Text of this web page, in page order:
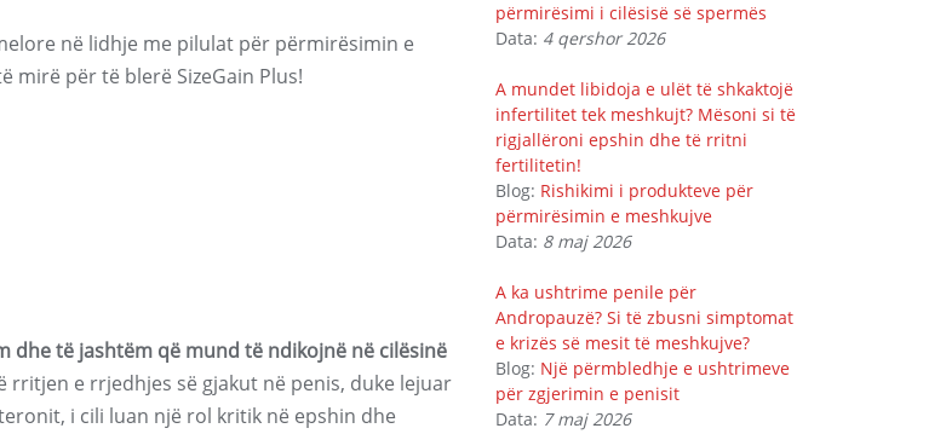
në lidhje me pilulat për përmirësimin e
mirë për të blerë SizeGain Plus!
dhe të jashtëm që mund të ndikojnë në cilësinë
e rrjedhjes së gjakut në penis, duke lejuar
i cili luan një rol kritik në epshin dhe
përmirësimi i cilësisë së spermës
Data: 4 qershor 2026
A mundet libidoja e ulët të shkaktojë
infertilitet tek meshkujt? Mësoni si të
rigjallëroni epshin dhe të rritni
fertilitetin!
Blog: Rishikimi i produkteve për
përmirësimin e meshkujve
Data: 8 maj 2026
A ka ushtrime penile për
Andropauzë? Si të zbusni simptomat
e krizës së mesit të meshkujve?
Blog: Një përmbledhje e ushtrimeve
për zgjerimin e penisit
Data: 7 maj 2026